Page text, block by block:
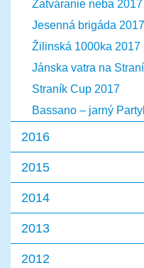
Zatváranie neba 2017
Jesenná brigáda
Žilinská 1000ka 2017
Jánska vatra na
Straník Cup 2017
Bassano – jarný
2016
2015
2014
2013
2012